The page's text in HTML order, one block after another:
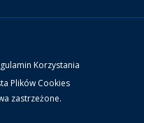
Korzystania
Plików Cookies
zastrzeżone.